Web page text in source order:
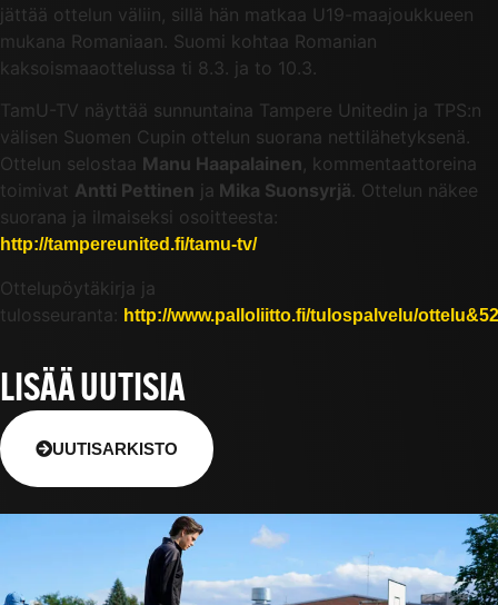
jättää ottelun väliin, sillä hän matkaa U19-maajoukkueen
mukana Romaniaan. Suomi kohtaa Romanian
kaksoismaaottelussa ti 8.3. ja to 10.3.
TamU-TV näyttää sunnuntaina Tampere Unitedin ja TPS:n
välisen Suomen Cupin ottelun suorana nettilähetyksenä.
Ottelun selostaa Manu Haapalainen, kommentaattoreina
toimivat Antti Pettinen ja Mika Suonsyrjä. Ottelun näkee
suorana ja ilmaiseksi osoitteesta:
http://tampereunited.fi/tamu-tv/
Ottelupöytäkirja ja
tulosseuranta: http://www.palloliitto.fi/tulospalvelu/
LISÄÄ UUTISIA
UUTISARKISTO